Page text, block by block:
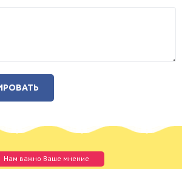
Нам важно Ваше мнение